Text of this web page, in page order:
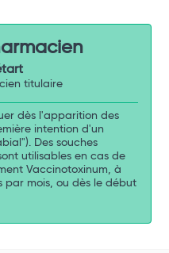
titulaire
dès l'apparition des
intention d'un
Des souches
utilisables en cas de
Vaccinotoxinum, à
par mois, ou dès le début